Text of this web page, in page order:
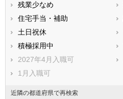
残業少なめ
住宅手当・補助
土日祝休
積極採用中
2027年4月入職可
1月入職可
近隣の都道府県で再検索